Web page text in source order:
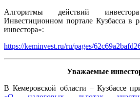
Алгоритмы действий
Инвестиционном портале Кузбасса в
инвестора»:
https://keminvest.ru/ru/pages/
Уважаемые
В Кемеровской области – Кузбассе